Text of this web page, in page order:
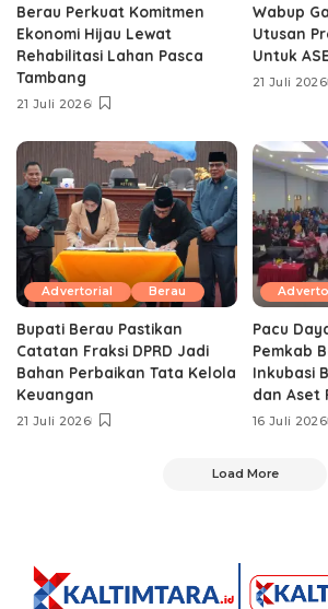
Berau Perkuat Komitmen
Ekonomi Hijau Lewat
Rehabilitasi Lahan Pasca
Tambang
21 Juli 2026
Wabup
Utusan
Untuk
21 Juli 2026
Advertorial Berau
Bupati Berau Pastikan
Catatan Fraksi DPRD Jadi
Bahan Perbaikan Tata Kelola
Keuangan
21 Juli 2026
Pacu
Pemkab
Inkubasi
dan Aset
16 Juli 2026
Load More